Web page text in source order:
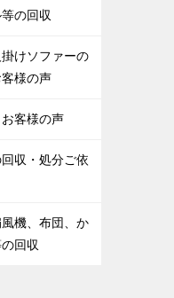
の回収
掛けソファーの
様の声
客様の声
収・処分ご依
風機、布団、か
回収